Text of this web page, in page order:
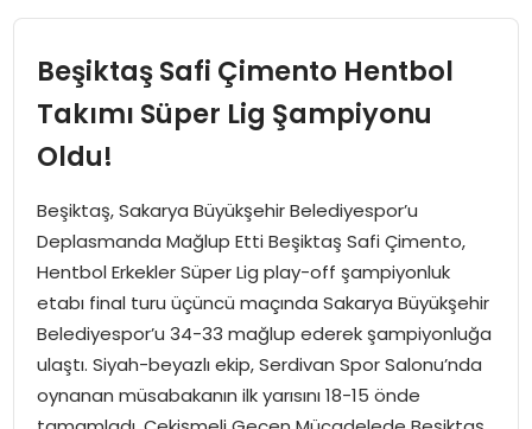
TEKNOLOJI
EĞITIM
SPOR
GÜNDEM
MAGAZIN
Beşiktaş Safi Çimento Hentbol
Takımı Süper Lig Şampiyonu
Oldu!
Beşiktaş, Sakarya Büyükşehir Belediyespor’u
Deplasmanda Mağlup Etti Beşiktaş Safi Çimento,
Hentbol Erkekler Süper Lig play-off şampiyonluk
etabı final turu üçüncü maçında Sakarya Büyükşehir
Belediyespor’u 34-33 mağlup ederek şampiyonluğa
ulaştı. Siyah-beyazlı ekip, Serdivan Spor Salonu’nda
oynanan müsabakanın ilk yarısını 18-15 önde